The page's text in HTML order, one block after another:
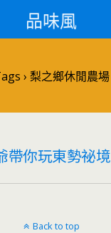
品味風
› 梨之鄉休閒農場
帶你玩東勢祕境
Back to top